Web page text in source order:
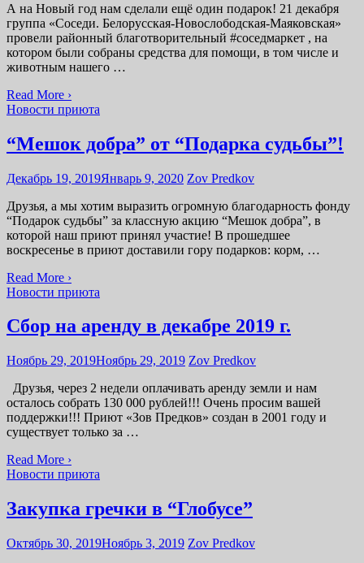
А на Новый год нам сделали ещё один подарок! 21 декабря
группа «Соседи. Белорусская-Новослободская-Маяковская»
провели районный благотворительный #соседмаркет , на
котором были собраны средства для помощи, в том числе и
животным нашего …
Read More ›
Новости приюта
“Мешок добра” от “Подарка судьбы”!
Декабрь 19, 2019Январь 9, 2020 Zov Predkov
Друзья, а мы хотим выразить огромную благодарность фонду
“Подарок судьбы” за классную акцию “Мешок добра”, в
которой наш приют принял участие! В прошедшее
воскресенье в приют доставили гору подарков: корм, …
Read More ›
Новости приюта
Сбор на аренду в декабре 2019 г.
Ноябрь 29, 2019Ноябрь 29, 2019 Zov Predkov
Друзья, через 2 недели оплачивать аренду земли и нам
осталось собрать 130 000 рублей!!! Очень просим вашей
поддержки!!! Приют «Зов Предков» создан в 2001 году и
существует только за …
Read More ›
Новости приюта
Закупка гречки в “Глобусе”
Октябрь 30, 2019Ноябрь 3, 2019 Zov Predkov